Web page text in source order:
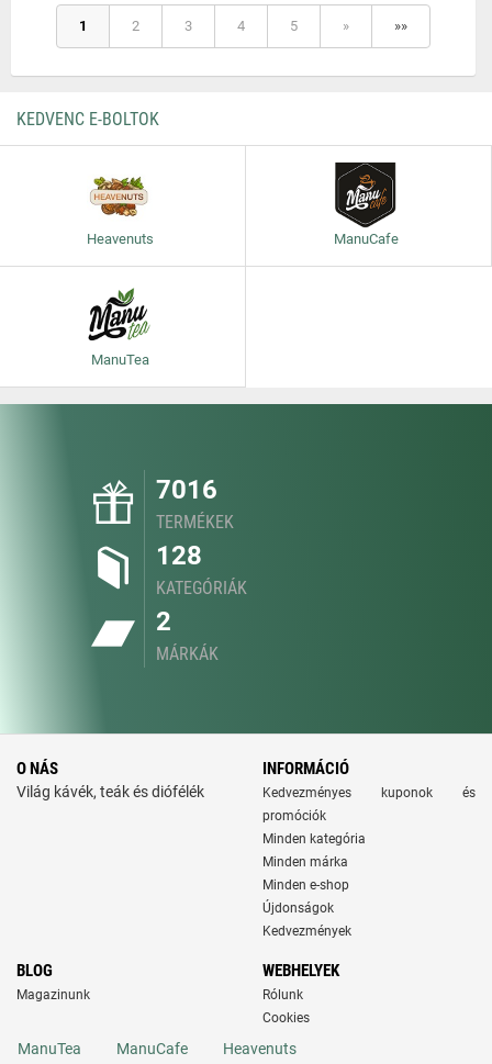
1 2 3 4 5 » »»
KEDVENC E-BOLTOK
Heavenuts ManuCafe
ManuTea
7016
TERMÉKEK
128
KATEGÓRIÁK
2
MÁRKÁK
O NÁS
Világ kávék, teák és diófélék
INFORMÁCIÓ
Kedvezményes kuponok és
promóciók
Minden kategória
Minden márka
Minden e-shop
Újdonságok
Kedvezmények
BLOG
Magazinunk
WEBHELYEK
Rólunk
Cookies
ManuTea ManuCafe Heavenuts